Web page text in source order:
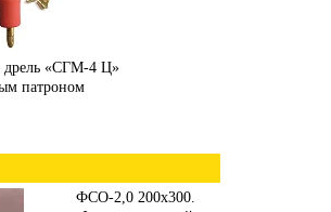
дрель «СГМ-4 Ц»
патроном
ФСО-2,0 200х300.